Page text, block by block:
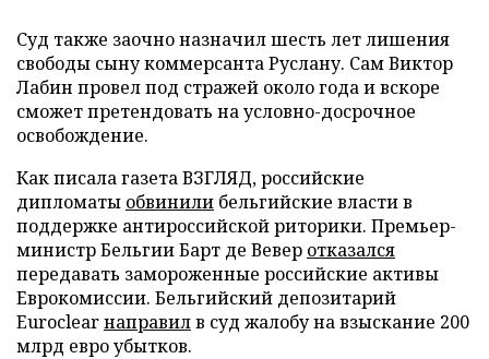
Суд также заочно назначил шесть лет лишения
свободы сыну коммерсанта Руслану. Сам Виктор
Лабин провел под стражей около года и вскоре
сможет претендовать на условно-досрочное
освобождение.
Как писала газета ВЗГЛЯД, российские
дипломаты обвинили бельгийские власти в
поддержке антироссийской риторики. Премьер-
министр Бельгии Барт де Вевер отказался
передавать замороженные российские активы
Еврокомиссии. Бельгийский депозитарий
Euroclearнаправилв суд жалобу на взыскание 200
млрд евро убытков.